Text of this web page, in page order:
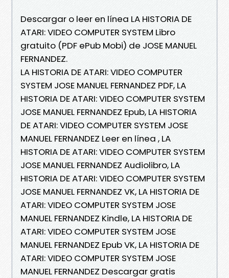
Descargar o leer en línea LA HISTORIA DE
ATARI: VIDEO COMPUTER SYSTEM Libro
gratuito (PDF ePub Mobi) de JOSE MANUEL
FERNANDEZ.
LA HISTORIA DE ATARI: VIDEO COMPUTER
SYSTEM JOSE MANUEL FERNANDEZ PDF, LA
HISTORIA DE ATARI: VIDEO COMPUTER SYSTEM
JOSE MANUEL FERNANDEZ Epub, LA HISTORIA
DE ATARI: VIDEO COMPUTER SYSTEM JOSE
MANUEL FERNANDEZ Leer en línea , LA
HISTORIA DE ATARI: VIDEO COMPUTER SYSTEM
JOSE MANUEL FERNANDEZ Audiolibro, LA
HISTORIA DE ATARI: VIDEO COMPUTER SYSTEM
JOSE MANUEL FERNANDEZ VK, LA HISTORIA DE
ATARI: VIDEO COMPUTER SYSTEM JOSE
MANUEL FERNANDEZ Kindle, LA HISTORIA DE
ATARI: VIDEO COMPUTER SYSTEM JOSE
MANUEL FERNANDEZ Epub VK, LA HISTORIA DE
ATARI: VIDEO COMPUTER SYSTEM JOSE
MANUEL FERNANDEZ Descargar gratis